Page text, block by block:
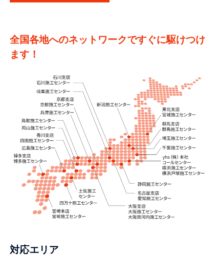
全国各地へのネットワークですぐに駆けつけ
ます！
対応エリア